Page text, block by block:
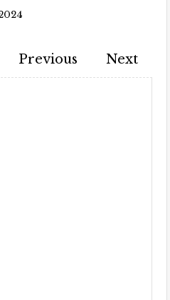
Previous Next